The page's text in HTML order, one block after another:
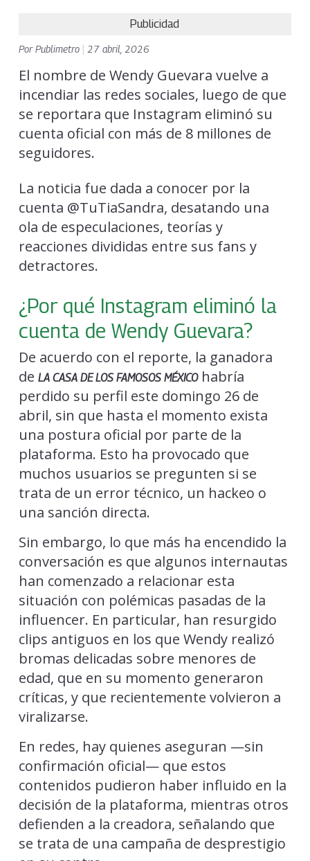
Publicidad
PorPublimetro 27 abril, 2026
El nombre de Wendy Guevara vuelve a
incendiar las redes sociales, luego de que
se reportara que Instagram eliminó su
cuenta oficial con más de 8 millones de
seguidores.
La noticia fue dada a conocer por la
cuenta @TuTiaSandra, desatando una
ola de especulaciones, teorías y
reacciones divididas entre sus fans y
detractores.
¿Por qué Instagram eliminó la
cuenta de Wendy Guevara?
De acuerdo con el reporte, la ganadora
de LA CASA DE LOS FAMOSOS MÉXICOhabría
perdido su perfil este domingo 26 de
abril, sin que hasta el momento exista
una postura oficial por parte de la
plataforma. Esto ha provocado que
muchos usuarios se pregunten si se
trata de un error técnico, un hackeo o
una sanción directa.
Sin embargo, lo que más ha encendido la
conversación es que algunos internautas
han comenzado a relacionar esta
situación con polémicas pasadas de la
influencer. En particular, han resurgido
clips antiguos en los que Wendy realizó
bromas delicadas sobre menores de
edad, que en su momento generaron
críticas, y que recientemente volvieron a
viralizarse.
En redes, hay quienes aseguran —sin
confirmación oficial— que estos
contenidos pudieron haber influido en la
decisión de la plataforma, mientras otros
defienden a la creadora, señalando que
se trata de una campaña de desprestigio